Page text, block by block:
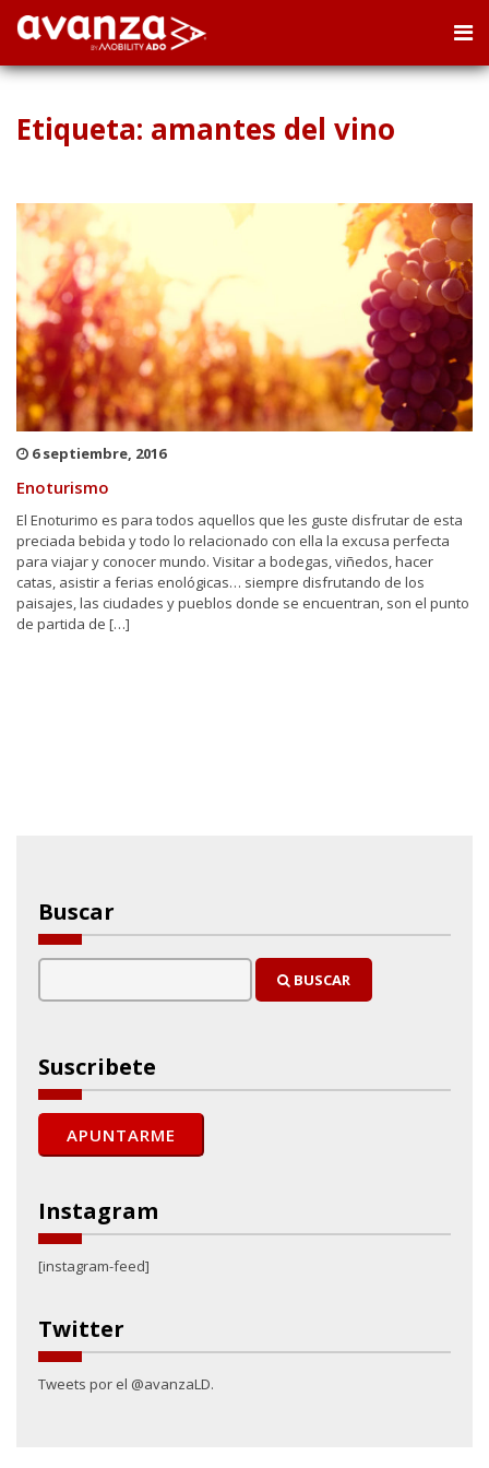
Etiqueta: amantes del vino
6 septiembre, 2016
Enoturismo
El Enoturimo es para todos aquellos que les guste disfrutar de esta
preciada bebida y todo lo relacionado con ella la excusa perfecta
para viajar y conocer mundo. Visitar a bodegas, viñedos, hacer
catas, asistir a ferias enológicas… siempre disfrutando de los
paisajes, las ciudades y pueblos donde se encuentran, son el punto
de partida de […]
Buscar
BUSCAR
Suscribete
Instagram
[instagram-feed]
Twitter
Tweets por el @avanzaLD.